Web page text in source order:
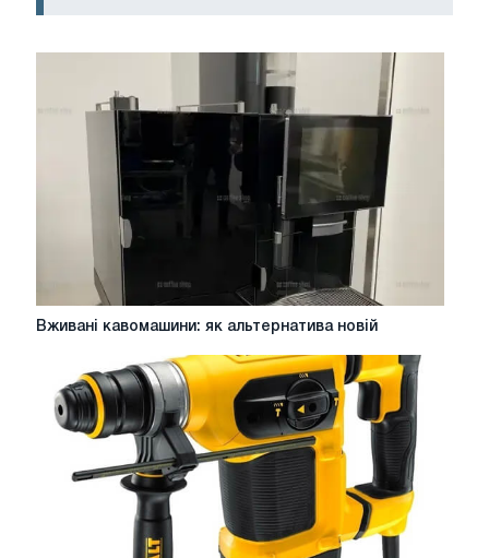
Вживані
альтернатива
новій
Вживані кавомашини: як альтернатива новій